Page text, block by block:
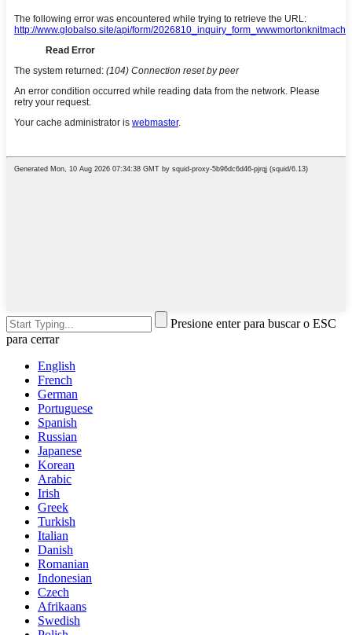
Presione enter para buscar o ESC
para cerrar
English
French
German
Portuguese
Spanish
Russian
Japanese
Korean
Arabic
Irish
Greek
Turkish
Italian
Danish
Romanian
Indonesian
Czech
Afrikaans
Swedish